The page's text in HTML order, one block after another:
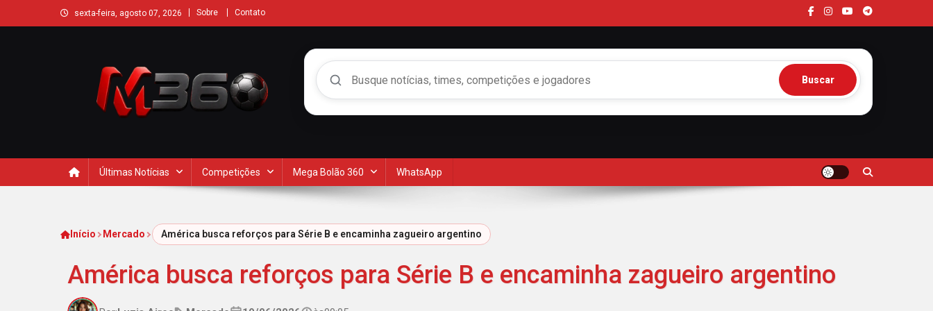
sexta-feira, agosto 07, 2026 Sobre Contato
Buscar no Mengão 360
Buscar
Últimas Notícias Competições Mega Bolão 360 WhatsApp
Início Mercado América busca reforços para Série B e encaminha zagueiro argentino
América busca reforços para Série B e encaminha zagueiro argentino